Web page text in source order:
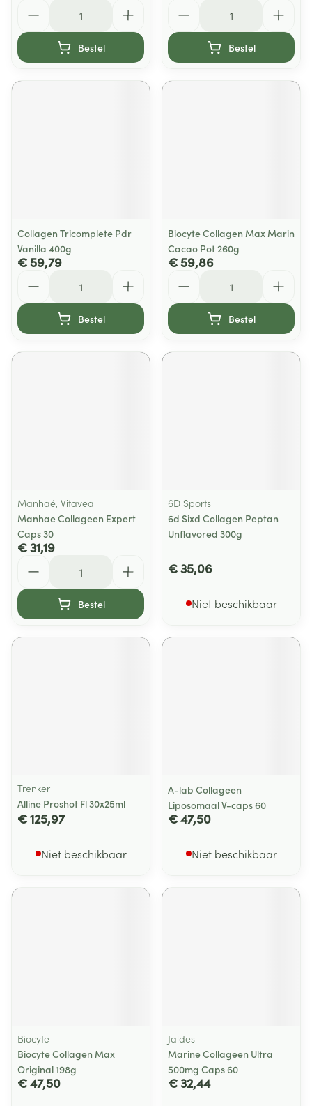
Bestel Bestel
Collagen Tricomplete Pdr
Vanilla 400g
€ 59,79
Bestel
Biocyte Collagen Max Marin
Cacao Pot 260g
€ 59,86
Bestel
Manhaé, Vitavea
Manhae Collageen Expert
Caps 30
€ 31,19
Bestel
6D Sports
6d Sixd Collagen Peptan
Unflavored 300g
€ 35,06
Niet beschikbaar
Trenker
Alline Proshot Fl 30x25ml
€ 125,97
Niet beschikbaar
A-lab Collageen
Liposomaal V-caps 60
€ 47,50
Niet beschikbaar
Biocyte
Biocyte Collagen Max
Original 198g
€ 47,50
Jaldes
Marine Collageen Ultra
500mg Caps 60
€ 32,44